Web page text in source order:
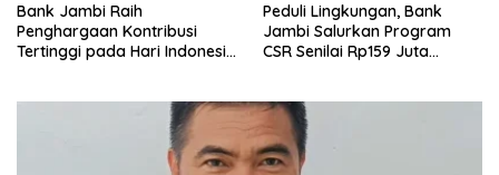
Bank Jambi Raih
Penghargaan Kontribusi
Tertinggi pada Hari Indonesia
Peduli Lingkungan, Bank
Jambi Salurkan Program
CSR Senilai Rp159 Juta